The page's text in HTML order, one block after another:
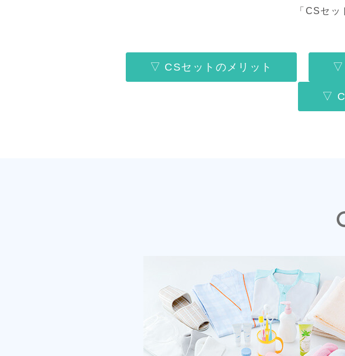
「CSセ
▽ CSセットのメリット ▽
▽